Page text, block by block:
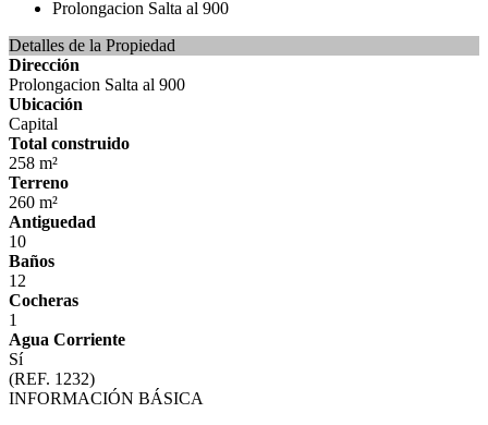
Detalles de la Propiedad
Dirección
Prolongacion Salta al 900
Ubicación
Capital
Total construido
258 m²
Terreno
260 m²
Antiguedad
10
Baños
12
Cocheras
1
Agua Corriente
Sí
(REF. 1232)
INFORMACIÓN BÁSICA